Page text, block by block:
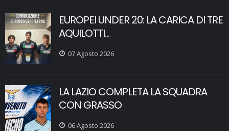
EUROPEI UNDER 20: LA CARICA DI TRE
AQUILOTTI...
07 Agosto 2026
LA LAZIO COMPLETA LA SQUADRA
CON GRASSO
06 Agosto 2026